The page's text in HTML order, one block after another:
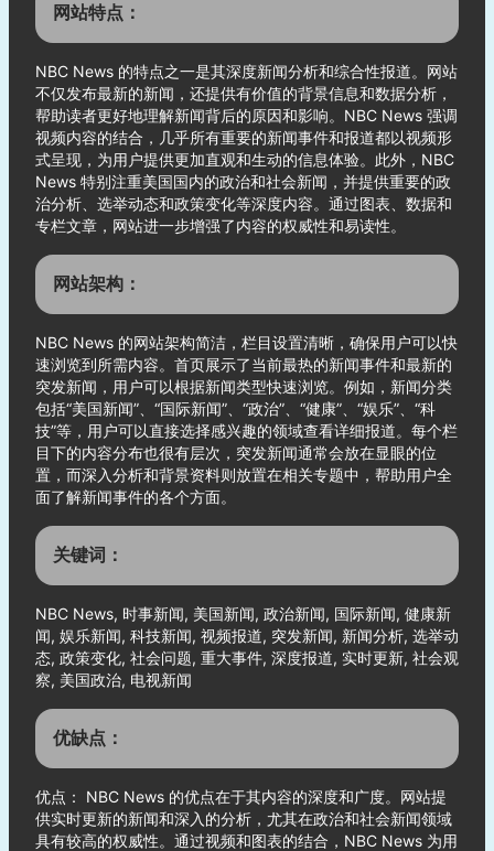
网站特点：
NBC News 的特点之一是其深度新闻分析和综合性报道。网站
不仅发布最新的新闻，还提供有价值的背景信息和数据分析，
帮助读者更好地理解新闻背后的原因和影响。NBC News 强调
视频内容的结合，几乎所有重要的新闻事件和报道都以视频形
式呈现，为用户提供更加直观和生动的信息体验。此外，NBC
News 特别注重美国国内的政治和社会新闻，并提供重要的政
治分析、选举动态和政策变化等深度内容。通过图表、数据和
专栏文章，网站进一步增强了内容的权威性和易读性。
网站架构：
NBC News 的网站架构简洁，栏目设置清晰，确保用户可以快
速浏览到所需内容。首页展示了当前最热的新闻事件和最新的
突发新闻，用户可以根据新闻类型快速浏览。例如，新闻分类
包括“美国新闻”、“国际新闻”、“政治”、“健康”、“娱乐”、“科
技”等，用户可以直接选择感兴趣的领域查看详细报道。每个栏
目下的内容分布也很有层次，突发新闻通常会放在显眼的位
置，而深入分析和背景资料则放置在相关专题中，帮助用户全
面了解新闻事件的各个方面。
关键词：
NBC News, 时事新闻, 美国新闻, 政治新闻, 国际新闻, 健康新
闻, 娱乐新闻, 科技新闻, 视频报道, 突发新闻, 新闻分析, 选举动
态, 政策变化, 社会问题, 重大事件, 深度报道, 实时更新, 社会观
察, 美国政治, 电视新闻
优缺点：
优点： NBC News 的优点在于其内容的深度和广度。网站提
供实时更新的新闻和深入的分析，尤其在政治和社会新闻领域
具有较高的权威性。通过视频和图表的结合，NBC News 为用